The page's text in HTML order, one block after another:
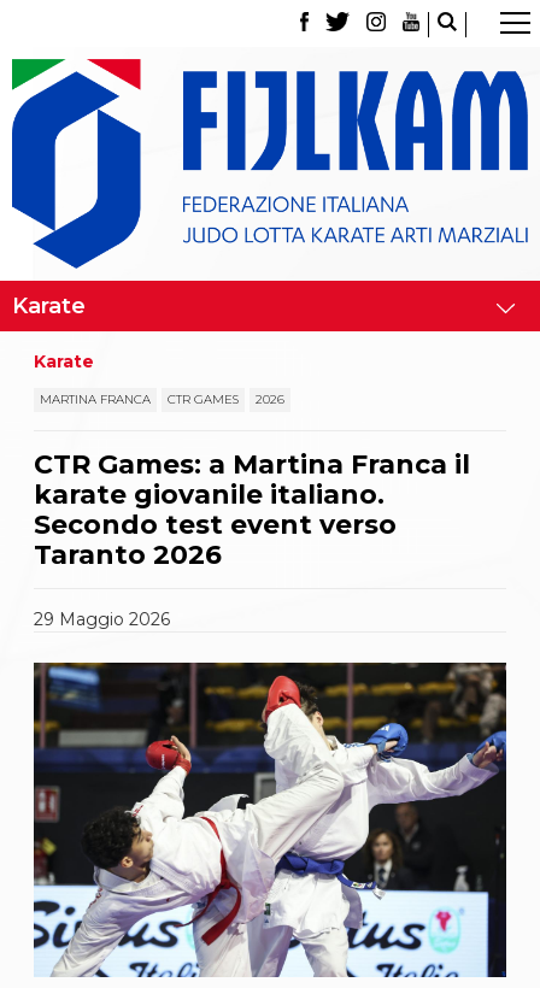
La Federazione
Tesseramento
Contatti
Norme e modulistica Affiliazioni e Tesseramenti
Classifica Società Sportive con più di 100 atleti
tesserati
Giustizia Sportiva
Partners
La disciplina
News
Attività Didattica
Gare e Risultati
Albi Federali
News
Gare e Risultati
Attività Didattica
Albi Federali
Karate
La disciplina
News
Gare e Risultati
Attività Didattica
Albi Federali
Arti marziali
Aikido
Ju Jitsu
Sumo
Karate
MARTINA FRANCA CTR GAMES 2026
CTR Games: a Martina Franca il
karate giovanile italiano.
Secondo test event verso
Taranto 2026
29 Maggio2026